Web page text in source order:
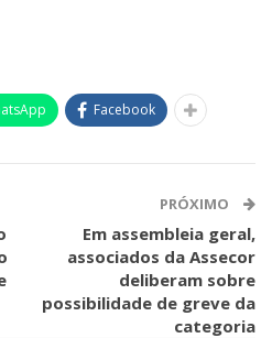
Facebook
PRÓXIMO
Em assembleia geral,
associados da Assecor
deliberam sobre
possibilidade de greve da
categoria